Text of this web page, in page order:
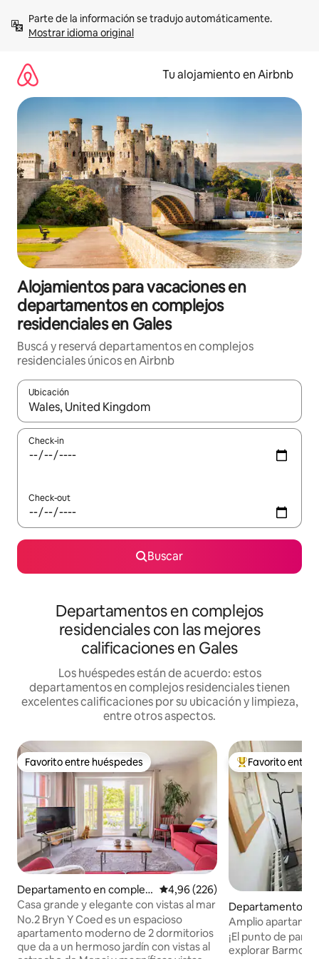
contenidoMostrar idioma original
Tu alojamiento en Airbnb
Alojamientos para vacaciones en
departamentos en complejos
residenciales en Gales
Buscá y reservá departamentos en complejos
residenciales únicos en Airbnb
Ubicación
Cuando los resultados estén disponibles, navegá con las
Check-in
Check-out
Buscar
Departamentos en complejos
residenciales con las mejores
calificaciones en Gales
Los huéspedes están de acuerdo: estos
departamentos en complejos residenciales tienen
excelentes calificaciones por su ubicación y limpieza,
entre otros aspectos.
Favorito entre huéspedes
Favorito entre huéspedes
Departamento en complejo
residencial en Bangor
Calificación promedio: 4,96 de
4,96 (226)
Casa grande y elegante con vistas al mar
No.2 Bryn Y Coed es un espacioso
apartamento moderno de 2 dormitorios
que da a un hermoso jardín con vistas al
Favorito entre
Favorito entre
Departamento
residencial en
Amplio
con vistas al mar
¡El punto de
explorar